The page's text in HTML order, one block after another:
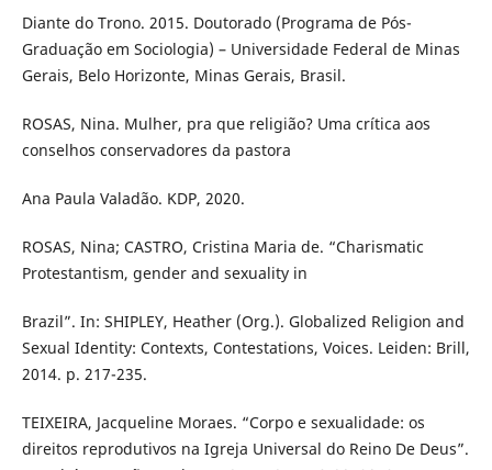
Diante do Trono. 2015. Doutorado (Programa de Pós-
Graduação em Sociologia) – Universidade Federal de Minas
Gerais, Belo Horizonte, Minas Gerais, Brasil.
ROSAS, Nina. Mulher, pra que religião? Uma crítica aos
conselhos conservadores da pastora
Ana Paula Valadão. KDP, 2020.
ROSAS, Nina; CASTRO, Cristina Maria de. “Charismatic
Protestantism, gender and sexuality in
Brazil”. In: SHIPLEY, Heather (Org.). Globalized Religion and
Sexual Identity: Contexts, Contestations, Voices. Leiden: Brill,
2014. p. 217-235.
TEIXEIRA, Jacqueline Moraes. “Corpo e sexualidade: os
direitos reprodutivos na Igreja Universal do Reino De Deus”.